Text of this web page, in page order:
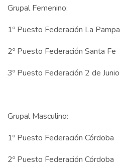
Grupal Femenino:
1º Puesto Federación La Pampa
2º Puesto Federación Santa Fe
3º Puesto Federación 2 de Junio
Grupal Masculino:
1º Puesto Federación Córdoba
2º Puesto Federación Córdoba